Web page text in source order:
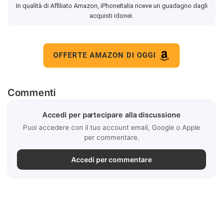
In qualità di Affiliato Amazon, iPhoneItalia riceve un guadagno dagli
acquisti idonei.
OFFERTE AMAZON DI OGGI
Commenti
Accedi per partecipare alla discussione
Puoi accedere con il tuo account email, Google o Apple
per commentare.
Accedi per commentare